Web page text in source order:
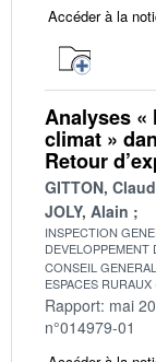
Accéder à la
Analyses «
climat »
Retour
GITTON,
JOLY, Alain
INSPECTION
DEVELOPPEMENT
CONSEIL
ESPACES
Rapport: mai
n°014979-01